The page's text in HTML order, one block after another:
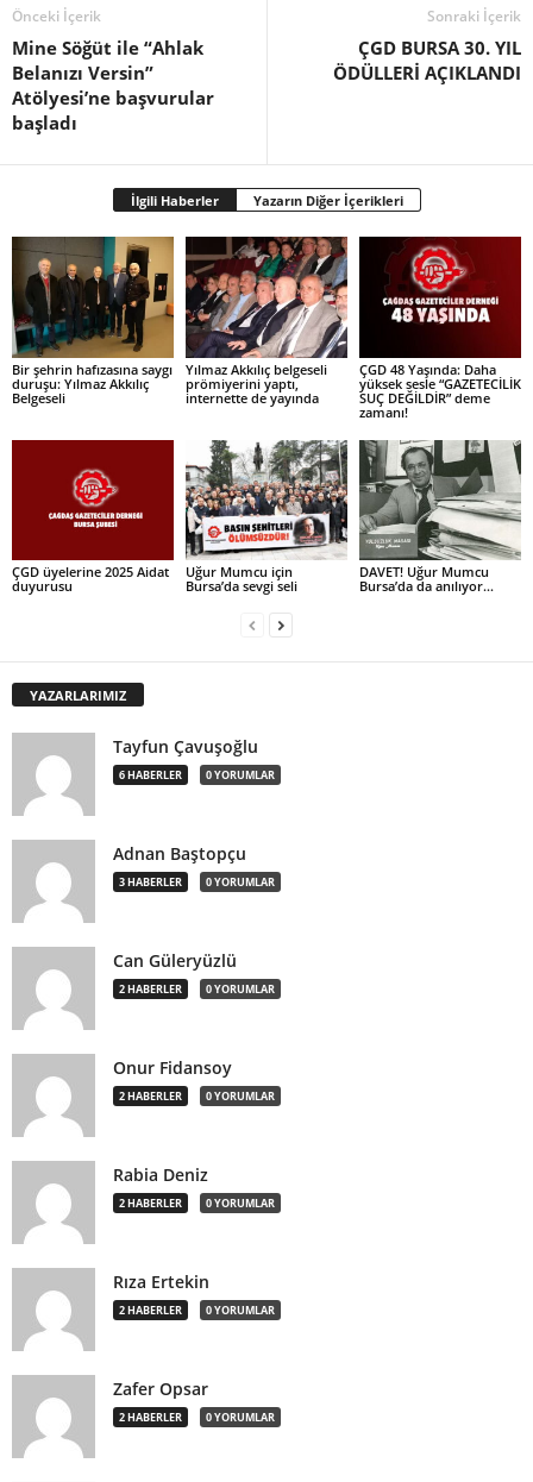
Önceki İçerik
Mine Söğüt ile “Ahlak
Belanızı Versin”
Atölyesi’ne başvurular
başladı
Sonraki İçerik
ÇGD BURSA 30. YIL
ÖDÜLLERİ AÇIKLANDI
İlgili Haberler Yazarın Diğer İçerikleri
Bir şehrin hafızasına saygı
duruşu: Yılmaz Akkılıç
Belgeseli
Yılmaz Akkılıç belgeseli
prömiyerini yaptı,
internette de yayında
ÇGD 48 Yaşında: Daha
yüksek sesle “GAZETECİLİK
SUÇ DEĞİLDİR” deme
zamanı!
ÇGD üyelerine 2025 Aidat
duyurusu
Uğur Mumcu için
Bursa’da sevgi seli
DAVET! Uğur Mumcu
Bursa’da da anılıyor…
YAZARLARIMIZ
Tayfun Çavuşoğlu
6 HABERLER 0 YORUMLAR
Adnan Baştopçu
3 HABERLER 0 YORUMLAR
Can Güleryüzlü
2 HABERLER 0 YORUMLAR
Onur Fidansoy
2 HABERLER 0 YORUMLAR
Rabia Deniz
2 HABERLER 0 YORUMLAR
Rıza Ertekin
2 HABERLER 0 YORUMLAR
Zafer Opsar
2 HABERLER 0 YORUMLAR